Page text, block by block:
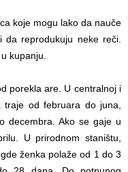
koje mogu lako da nauče
reprodukuju neke reči.
kupanju.
porekla are. U centralnoj i
traje od februara do juna,
decembra. Ako se gaje u
U prirodnom staništu,
ženka polaže od 1 do 3